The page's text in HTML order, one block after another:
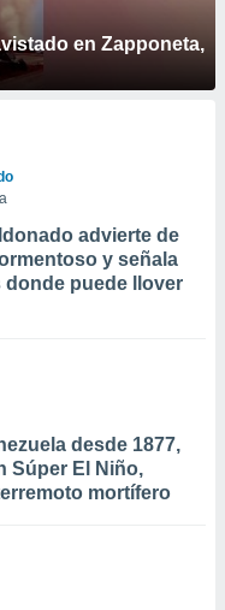
en Zapponeta,
advierte de
y señala
donde puede llover
desde 1877,
Súper El Niño,
mortífero